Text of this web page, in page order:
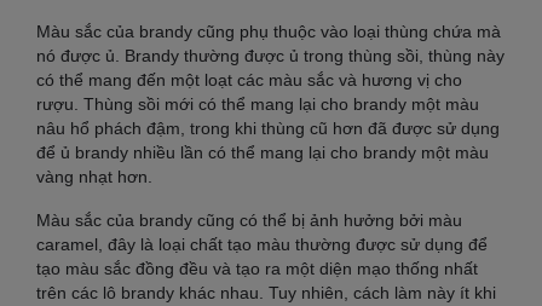
Màu sắc của brandy cũng phụ thuộc vào loại thùng chứa mà
nó được ủ. Brandy thường được ủ trong thùng sồi, thùng này
có thể mang đến một loạt các màu sắc và hương vị cho
rượu. Thùng sồi mới có thể mang lại cho brandy một màu
nâu hổ phách đậm, trong khi thùng cũ hơn đã được sử dụng
để ủ brandy nhiều lần có thể mang lại cho brandy một màu
vàng nhạt hơn.
Màu sắc của brandy cũng có thể bị ảnh hưởng bởi màu
caramel, đây là loại chất tạo màu thường được sử dụng để
tạo màu sắc đồng đều và tạo ra một diện mạo thống nhất
trên các lô brandy khác nhau. Tuy nhiên, cách làm này ít khi